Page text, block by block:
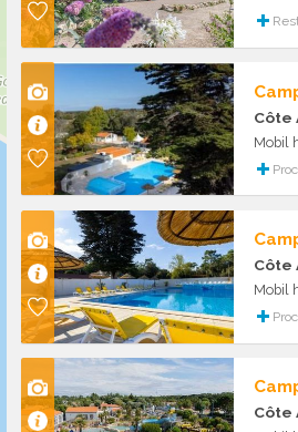
Côte
Mobil
Côte
Mobil
Côte